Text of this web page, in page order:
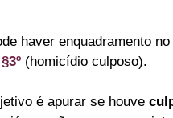
haver enquadramento no
(homicídio culposo).
é apurar se houve